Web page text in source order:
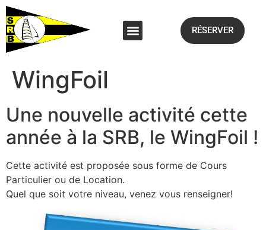
RÉSERVER
WingFoil
Une nouvelle activité cette
année à la SRB, le WingFoil !
Cette activité est proposée sous forme de Cours
Particulier ou de Location.
Quel que soit votre niveau, venez vous renseigner!